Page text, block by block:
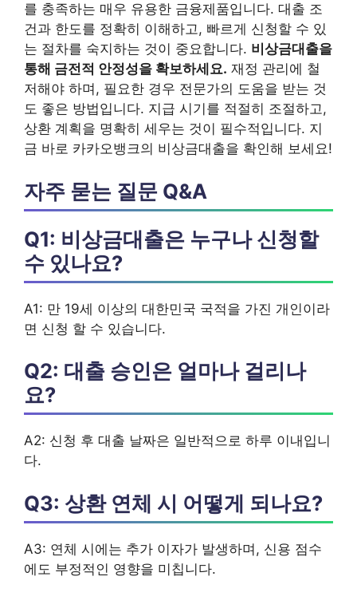
를 충족하는 매우 유용한 금융제품입니다. 대출 조
건과 한도를 정확히 이해하고, 빠르게 신청할 수 있
는 절차를 숙지하는 것이 중요합니다. 비상금대출을
통해 금전적 안정성을 확보하세요. 재정 관리에 철
저해야 하며, 필요한 경우 전문가의 도움을 받는 것
도 좋은 방법입니다. 지급 시기를 적절히 조절하고,
상환 계획을 명확히 세우는 것이 필수적입니다. 지
금 바로 카카오뱅크의 비상금대출을 확인해 보세요!
자주 묻는 질문 Q&A
Q1: 비상금대출은 누구나 신청할
수 있나요?
A1: 만 19세 이상의 대한민국 국적을 가진 개인이라
면 신청 할 수 있습니다.
Q2: 대출 승인은 얼마나 걸리나
요?
A2: 신청 후 대출 날짜은 일반적으로 하루 이내입니
다.
Q3: 상환 연체 시 어떻게 되나요?
A3: 연체 시에는 추가 이자가 발생하며, 신용 점수
에도 부정적인 영향을 미칩니다.